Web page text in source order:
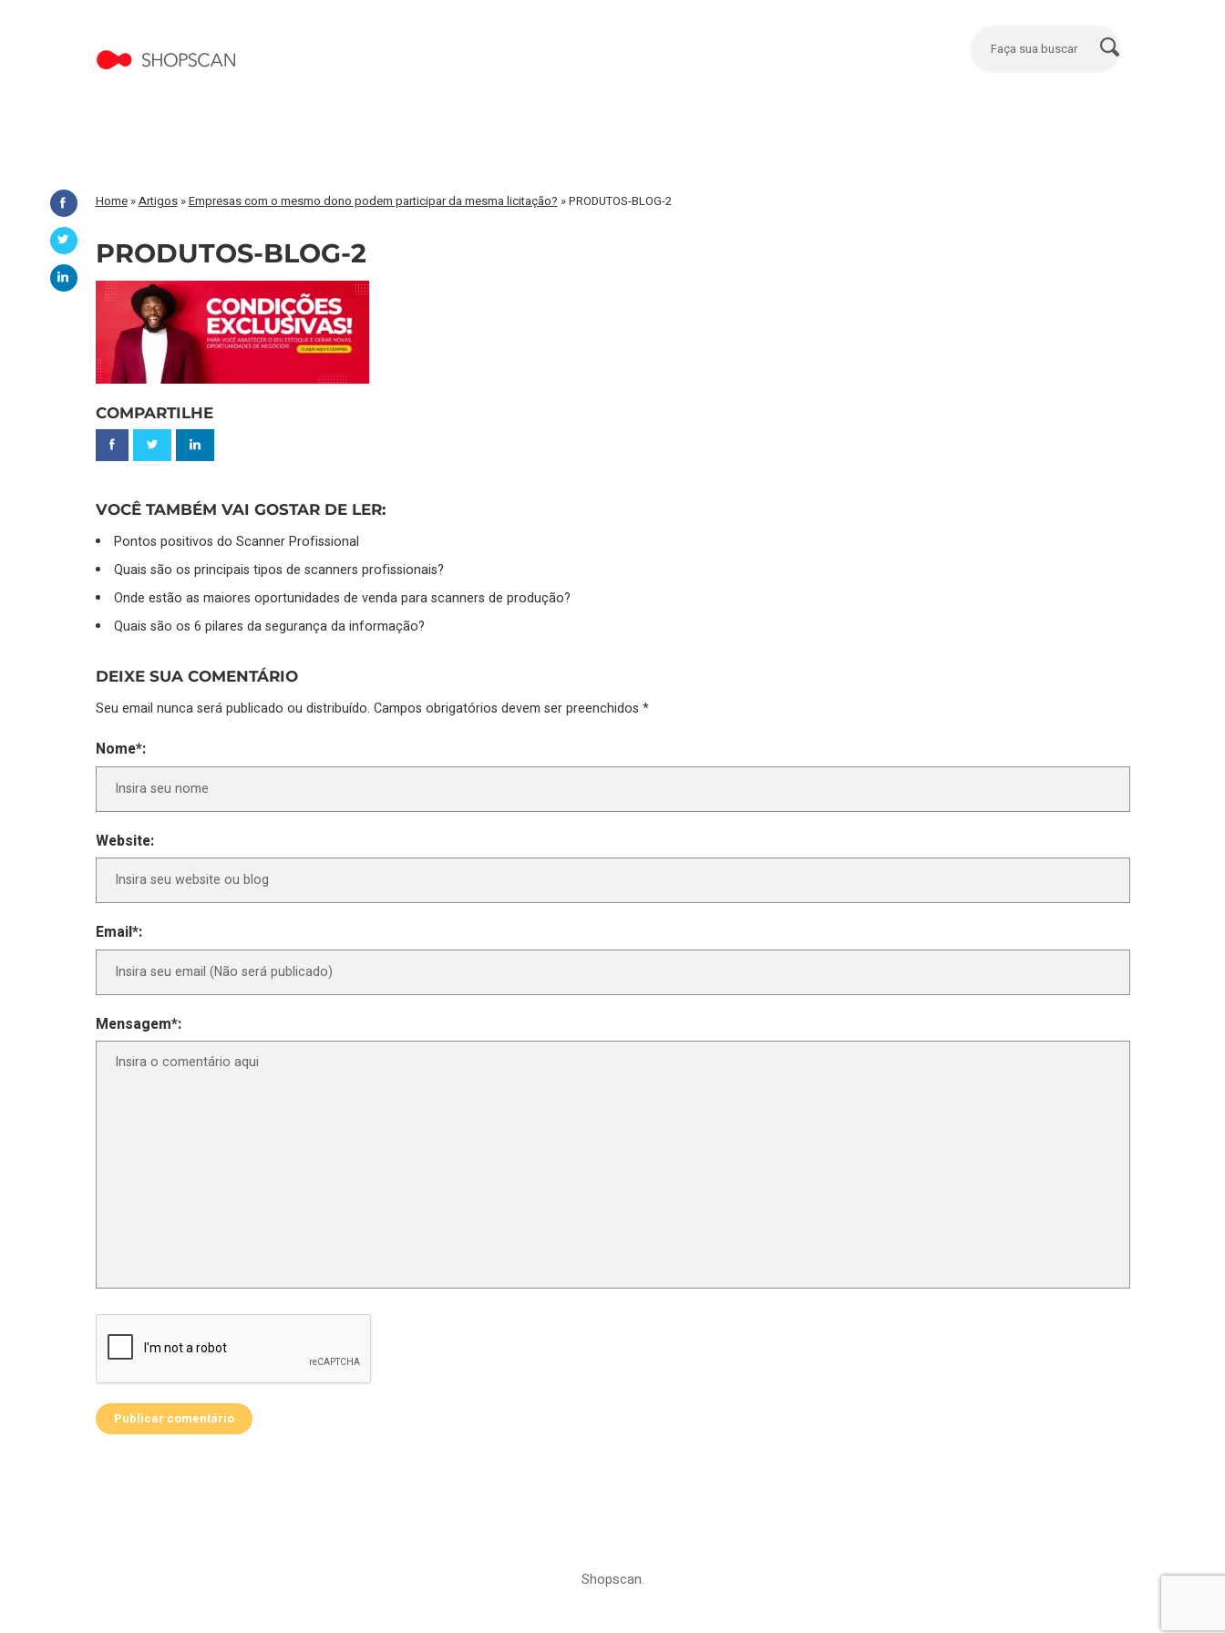
Home»Artigos»Empresas com o mesmo dono podem participar da mesma licitação? »PRODUTOS-BLOG-2
PRODUTOS-BLOG-2
COMPARTILHE
VOCÊ TAMBÉM VAI GOSTAR DE LER:
Pontos positivos do Scanner Profissional
Quais são os principais tipos de scanners profissionais?
Onde estão as maiores oportunidades de venda para scanners de produção?
Quais são os 6 pilares da segurança da informação?
DEIXE SUA COMENTÁRIO
Seu email nunca será publicado ou distribuído. Campos obrigatórios devem ser preenchidos *
Nome*:
Website:
Email*:
Mensagem*:
Shopscan.